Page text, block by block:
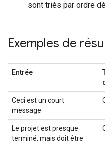
sont triés par ordre
Exemples de
Entrée
Ceci est un court
message
Le projet est presque
terminé, mais doit être